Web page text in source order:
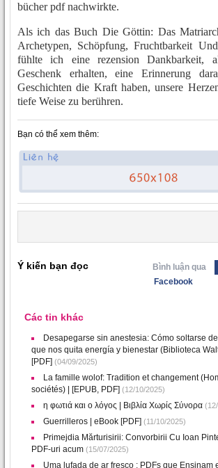
bücher pdf nachwirkte.
Als ich das Buch Die Göttin: Das
Archetypen, Schöpfung, Fruchtbarkeit
fühlte ich eine rezension Dankbarkeit,
Geschenk erhalten, eine Erinnerung
Geschichten die Kraft haben, unsere
tiefe Weise zu berühren.
Bạn có thể xem thêm:
Ý kiến bạn đọc Bình luận qua
Facebook
Các tin khác
Desapegarse sin anestesia: Cómo soltarse
que nos quita energía y bienestar (Biblioteca
[PDF] (04/09/2025)
La famille wolof: Tradition et changement
sociétés) | [EPUB, PDF] (12/10/2025)
η φωτιά και ο λόγος | Βιβλία Χωρίς Σύνορα
Guerrilleros | eBook [PDF] (11/10/2025)
Primejdia Mărturisirii: Convorbirii Cu Ioan
PDF-uri acum (15/07/2025)
Uma lufada de ar fresco : PDFs que Ensinam